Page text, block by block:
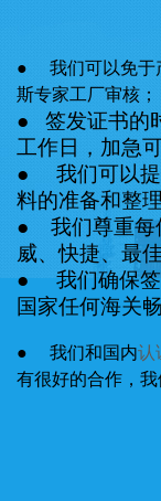
● 我们可以免于
斯专家工厂审核；
● 签发证书的
工作日，加急
● 我们可以提
料的准备和整理
● 我们尊重每
威、快捷、最
● 我们确保签
国家任何海关
● 我们和国内认
有很好的合作，我